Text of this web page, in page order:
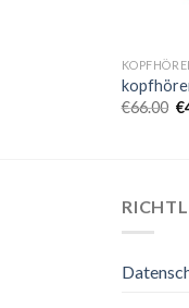
€66.00 €